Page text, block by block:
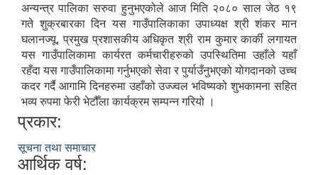
अन्यन्त्र पालिका सरुवा हुनुभएकोले आज मिति २०८० साल जेठ १९
गते शुक्रबारका दिन यस गाउँपालिकाका उपाध्यक्ष श्री शंकर मान
घलानज्यू, प्रमुख प्रशासकीय अधिकृत श्री राम कुमार कार्की लगायत
यस गाउँपालिकामा कार्यरत कर्मचारीहरुको उपस्थितिमा उहाँले यहाँ
रहँदा यस गाउँपालिकामा गर्नुभएको सेवा र पुर्याउँनुभएको योगदानको उच्च
कदर गर्दै आगामि दिनहरुमा उहाँको उज्ज्वल भविष्यको शुभकामना सहित
भव्य रुपमा फेरी भेटौँला कार्यक्रम सम्पन्न गरियो ।
प्रकार:
सूचना तथा समाचार
आर्थिक वर्ष: